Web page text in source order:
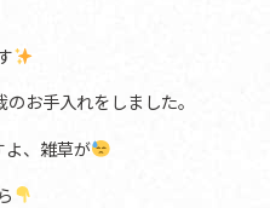
お手入れをしました。
よ、雑草が